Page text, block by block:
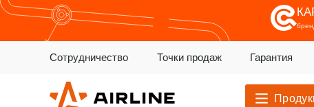
Сотрудничество Точки продаж Гарантия